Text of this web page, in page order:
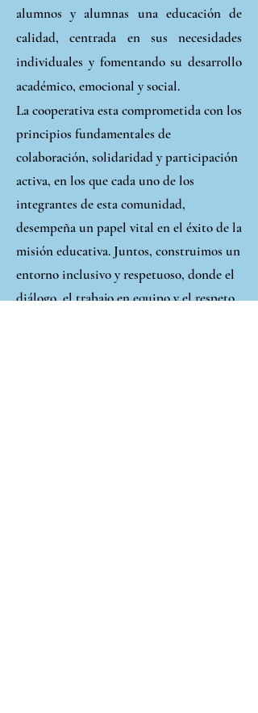
alumnos y alumnas una educación de
calidad, centrada en sus necesidades
individuales y fomentando su desarrollo
académico, emocional y social.
La cooperativa esta comprometida con los
principios fundamentales de
colaboración, solidaridad y participación
activa, en los que cada uno de los
integrantes de esta comunidad,
desempeña un papel vital en el éxito de la
misión educativa. Juntos, construimos un
entorno inclusivo y respetuoso, donde el
diálogo, el trabajo en equipo y el respeto